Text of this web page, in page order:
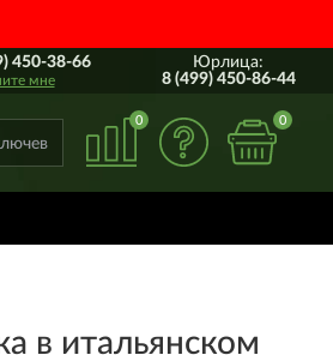
ПОЛНЫЙ
450-38-66
мне
Юрлица:
8 (499) 450-86-44
0 0
в итальянском